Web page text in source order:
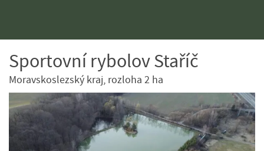
Sportovní rybolov Staříč
Moravskoslezský kraj, rozloha 2 ha